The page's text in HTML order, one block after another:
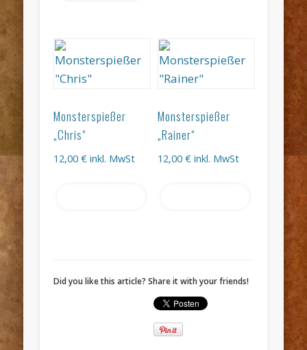
Monsterspießer
„Chris“
12,00€ inkl. MwSt
Monsterspießer
„Rainer“
12,00 € inkl. MwSt
Did you like this article? Share it with your friends!